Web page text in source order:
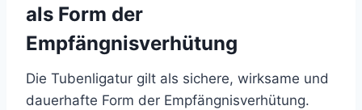
als Form der
Empfängnisverhütung
Die Tubenligatur gilt als sichere, wirksame und
dauerhafte Form der Empfängnisverhütung.